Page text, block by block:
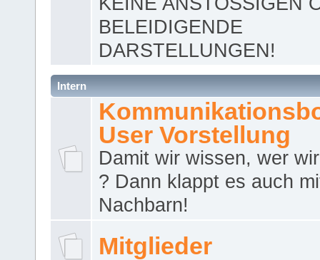
BELEIDIGENDE
DARSTELLUNGEN!
Intern
User Vorstellung
Damit wir wissen, wer
? Dann klappt es auch
Nachbarn!
Mitglieder